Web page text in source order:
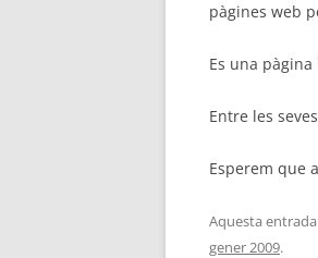
pàgines web
Es una
Entre les
Esperem que
Aquesta
gener 2009.